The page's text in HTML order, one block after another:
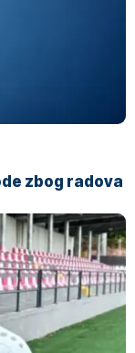
zbog radova